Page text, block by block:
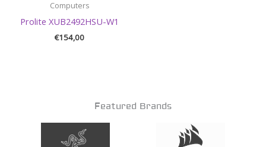
Computers
Prolite XUB2492HSU-W1
€154,00
Featured Brands